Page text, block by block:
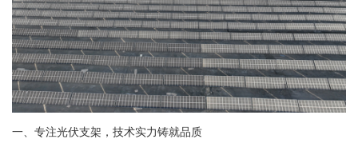
一、专注光伏支架，技术实力铸就品质